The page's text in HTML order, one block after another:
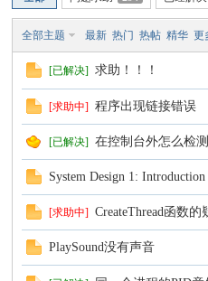
全部主题 最新 热门 热帖 精华 更
[已解决] 求助！！！
[求助中] 程序出现链接错误
[已解决] 在控制台外怎么检
System Design 1:
[求助中] CreateThread函数的
PlaySound没有声音